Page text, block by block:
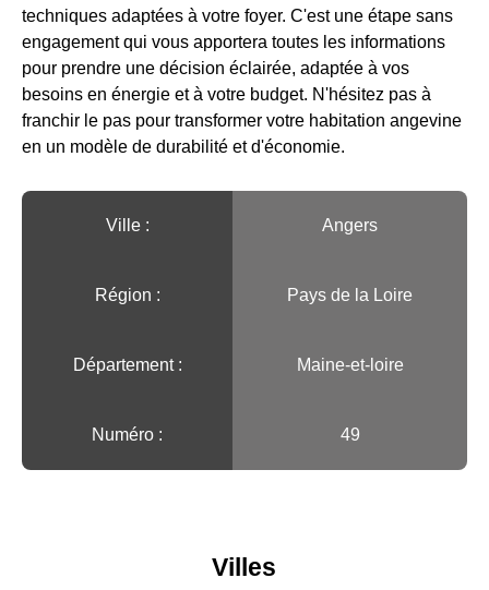
techniques adaptées à votre foyer. C'est une étape sans
engagement qui vous apportera toutes les informations
pour prendre une décision éclairée, adaptée à vos
besoins en énergie et à votre budget. N'hésitez pas à
franchir le pas pour transformer votre habitation angevine
en un modèle de durabilité et d'économie.
Ville :️ Angers
Région :️ Pays de la Loire
Département : Maine-et-loire
Numéro : 49
Villes